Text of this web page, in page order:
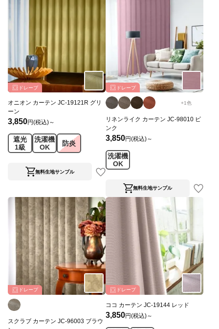
ドレープ
オニオン カーテン JC-19121R グリ
ーン
3,850円(税込)～
遮光
1級
洗濯機
OK
防炎
無料生地サンプル
ドレープ
+1色
リネンライク カーテン JC-98010 ピ
ンク
3,850円(税込)～
洗濯機
OK
無料生地サンプル
ドレープ
スクラブ カーテン JC-96003 ブラウ
ドレープ
ココ カーテン JC-19144 レッド
3,850円(税込)～